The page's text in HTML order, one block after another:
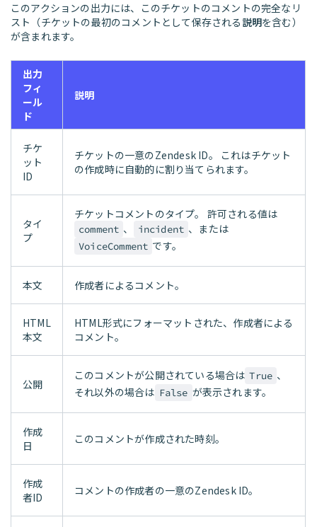
このアクションの出力には、このチケットのコメントの完全なリ
スト（チケットの最初のコメントとして保存される説明を含む）
が含まれます。
出力
フィ
ール
ド
説明
チケ
ット
ID
チケットの一意のZendesk ID。 これはチケット
の作成時に自動的に割り当てられます。
タイ
プ
チケットコメントのタイプ。 許可される値は
comment 、 incident 、または
VoiceComment です。
本文 作成者によるコメント。
HTML
本文
HTML形式にフォーマットされた、作成者による
コメント。
公開
このコメントが公開されている場合は True 、
それ以外の場合は False が表示されます。
作成
日
このコメントが作成された時刻。
作成
者ID
コメントの作成者の一意のZendesk ID。